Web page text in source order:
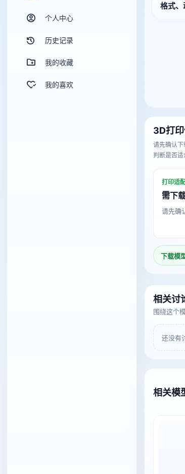
个人中心
历史记录
我的收藏
我的喜欢
格式
3D打
请先确认
判断是否适
打印适
需下
请先确
下载模
相关讨
围绕这个
还没有
相关模